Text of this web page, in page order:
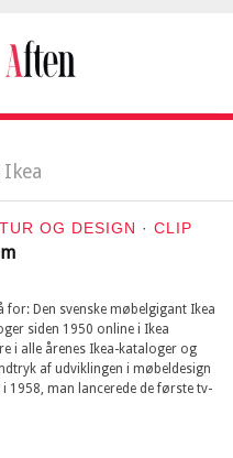
Ikea
OG DESIGN · CLIP
for: Den svenske møbelgigant Ikea
siden 1950 online i Ikea
i alle årenes Ikea-kataloger og
af udviklingen i møbeldesign
1958, man lancerede de første tv-